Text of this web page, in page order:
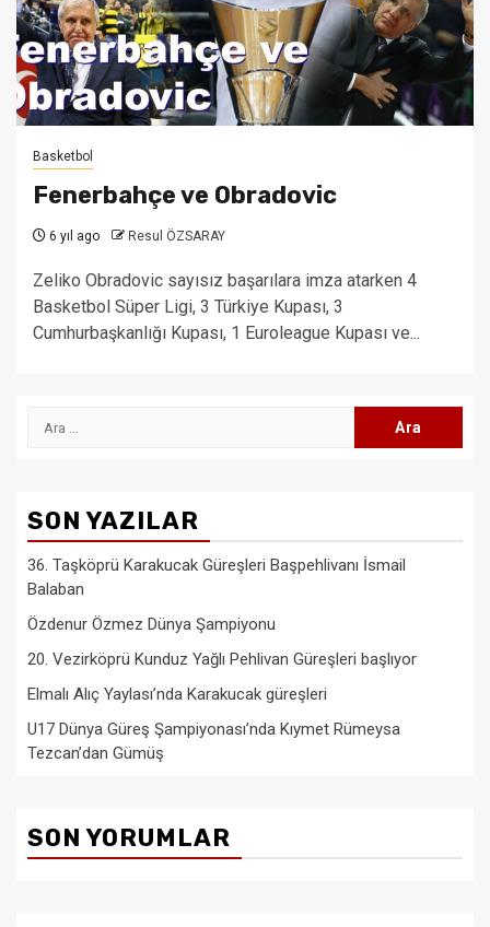
Basketbol
Fenerbahçe ve Obradovic
6 yıl ago Resul ÖZSARAY
Zeliko Obradovic sayısız başarılara imza atarken 4
Basketbol Süper Ligi, 3 Türkiye Kupası, 3
Cumhurbaşkanlığı Kupası, 1 Euroleague Kupası ve...
Arama:
SON YAZILAR
36. Taşköprü Karakucak Güreşleri Başpehlivanı İsmail
Balaban
Özdenur Özmez Dünya Şampiyonu
20. Vezirköprü Kunduz Yağlı Pehlivan Güreşleri başlıyor
Elmalı Alıç Yaylası’nda Karakucak güreşleri
U17 Dünya Güreş Şampiyonası’nda Kıymet Rümeysa
Tezcan’dan Gümüş
SON YORUMLAR